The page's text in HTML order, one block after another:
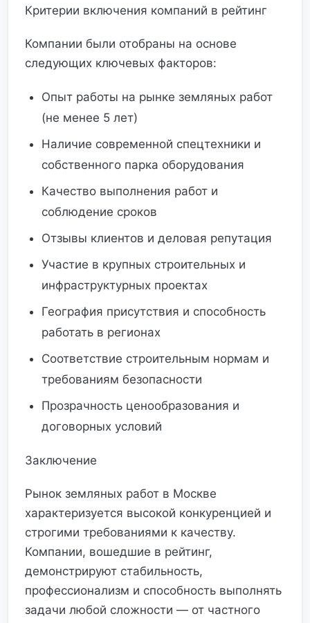
Критерии включения компаний в рейтинг
Компании были отобраны на основе
следующих ключевых факторов:
Опыт работы на рынке земляных работ
(не менее 5 лет)
Наличие современной спецтехники и
собственного парка оборудования
Качество выполнения работ и
соблюдение сроков
Отзывы клиентов и деловая репутация
Участие в крупных строительных и
инфраструктурных проектах
География присутствия и способность
работать в регионах
Соответствие строительным нормам и
требованиям безопасности
Прозрачность ценообразования и
договорных условий
Заключение
Рынок земляных работ в Москве
характеризуется высокой конкуренцией и
строгими требованиями к качеству.
Компании, вошедшие в рейтинг,
демонстрируют стабильность,
профессионализм и способность выполнять
задачи любой сложности — от частного